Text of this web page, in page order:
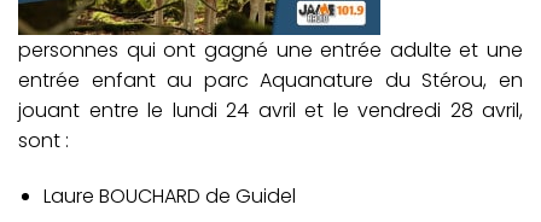
personnes qui ont gagné une entrée adulte et une
entrée enfant au parc Aquanature du Stérou, en
jouant entre le lundi 24 avril et le vendredi 28 avril,
sont :
Laure BOUCHARD de Guidel